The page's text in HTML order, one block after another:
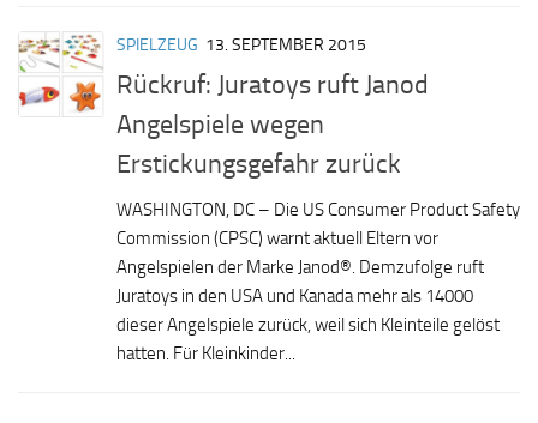
SPIELZEUG 13. SEPTEMBER 2015
Rückruf: Juratoys ruft Janod
Angelspiele wegen
Erstickungsgefahr zurück
WASHINGTON, DC – Die US Consumer Product Safety
Commission (CPSC) warnt aktuell Eltern vor
Angelspielen der Marke Janod®. Demzufolge ruft
Juratoys in den USA und Kanada mehr als 14000
dieser Angelspiele zurück, weil sich Kleinteile gelöst
hatten. Für Kleinkinder...